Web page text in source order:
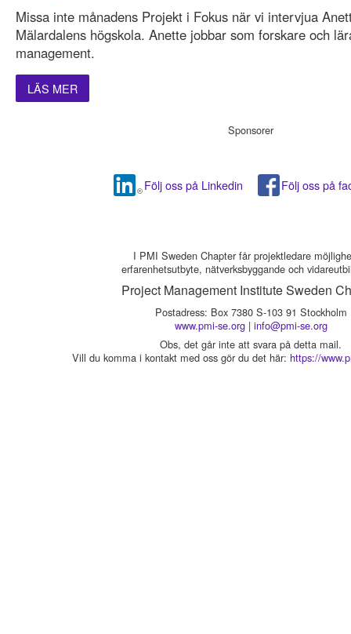
Missa inte månadens Projekt i Fokus när vi intervjua
Mälardalens högskola. Anette jobbar som forskare och
management.
LÄS MER
Sponsorer
Följ oss på Linkedin Följ oss på
I PMI Sweden Chapter får projektledare
erfarenhetsutbyte, nätverksbyggande och
Project Management Institute Sweden
Postadress: Box 7380 S-103 91 Stockholm
www.pmi-se.org| info@pmi-se.org
Obs, det går inte att svara på detta mail.
Vill du komma i kontakt med oss gör du det här: https://